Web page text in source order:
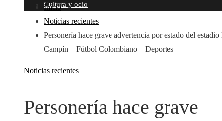
Cultura y ocio
Inicio
Noticias recientes
Personería hace grave advertencia por estado del estadio
Campín – Fútbol Colombiano – Deportes
Noticias recientes
Personería hace grave